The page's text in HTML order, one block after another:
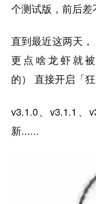
个测试版，前后差
直到最近这两天
更点啥龙虾就
的） 直接开启「狂
v3.1.0、v3.1.1、
新......